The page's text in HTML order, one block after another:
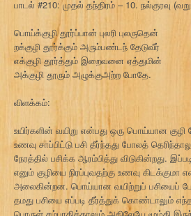
பாடல் #210: முதல் தந்திரம் – 10. நல்குரவு
பொய்க்குழி தூர்ப்பான் புலரி புலருதென்
றக்குழி தூர்க்கும் அரும்பண்டந் தேடுவீர்
எக்குழி தூர்த்தும் இறைவனை ஏத்துமின்
அக்குழி தூரும் அழுக்குஅற்ற போதே.
விளக்கம்:
உயிர்களின் வயிறு என்பது ஒரு பொய்யான குழி
உணவு சாப்பிட்டு பசி தீர்ந்தது போலத்
நேரத்தில் பசிக்க ஆரம்பித்து விடுகின்றது.
எனும் குழியை நிரப்புவதற்கு உணவு கிடக்குமா
அலைகின்றன. பொய்யான வயிற்றுப் பசியைப்
தமது பசியை எப்படி தீர்த்துக் கொண்டாலும்